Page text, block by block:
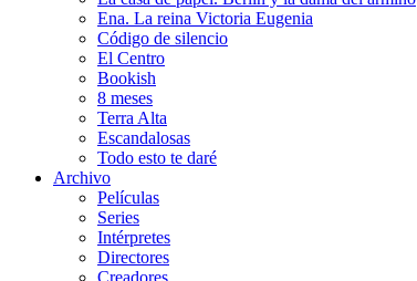
Ena. La reina Victoria Eugenia
Código de silencio
El Centro
Bookish
8 meses
Terra Alta
Escandalosas
Todo esto te daré
Archivo
Películas
Series
Intérpretes
Directores